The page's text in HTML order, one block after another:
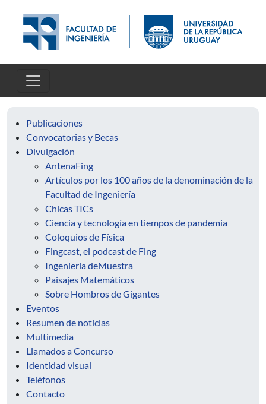
Publicaciones
Convocatorias y Becas
Divulgación
AntenaFing
Artículos por los 100 años de la denominación de la
Facultad de Ingeniería
Chicas TICs
Ciencia y tecnología en tiempos de pandemia
Coloquios de Física
Fingcast, el podcast de Fing
Ingeniería deMuestra
Paisajes Matemáticos
Sobre Hombros de Gigantes
Eventos
Resumen de noticias
Multimedia
Llamados a Concurso
Identidad visual
Teléfonos
Contacto